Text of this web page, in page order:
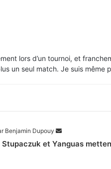
lors d’un tournoi, et
un seul match. Je suis même
Benjamin Dupouy
Stupaczuk et Yanguas